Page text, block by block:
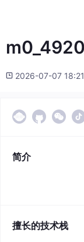
2026-07-07
简介
擅长的技术栈